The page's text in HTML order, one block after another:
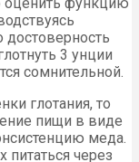
3 унции
сомнительной.
глотания, то
пищи в виде
меда.
питаться через